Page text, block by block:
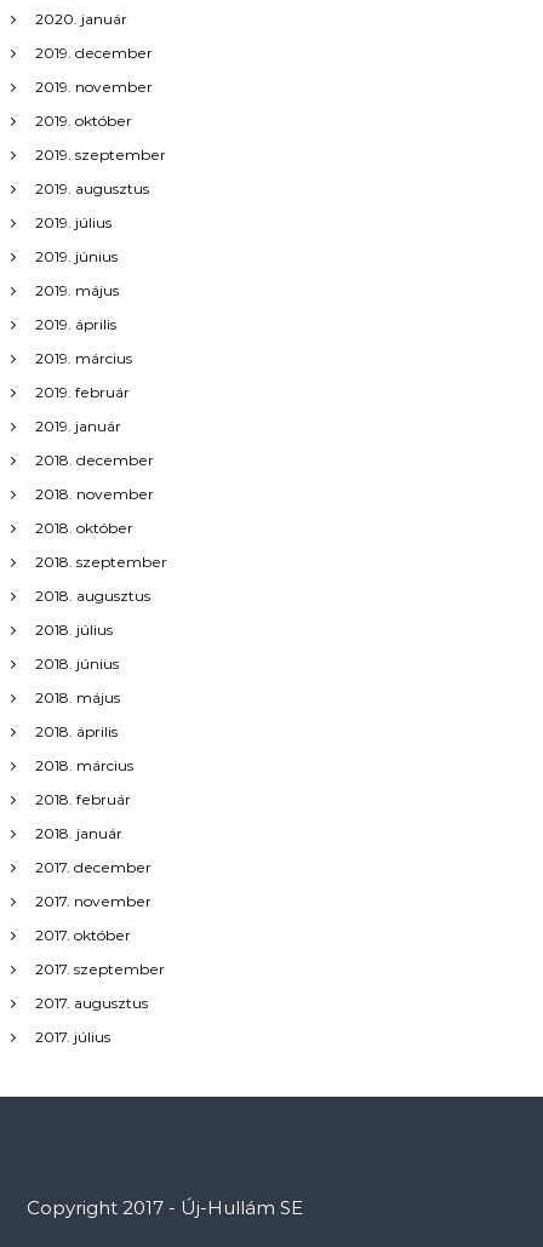
á
c
i
ó
2020. január
2019. december
2019. november
2019. október
2019. szeptember
2019. augusztus
2019. július
2019. június
2019. május
2019. április
2019. március
2019. február
2019. január
2018. december
2018. november
2018. október
2018. szeptember
2018. augusztus
2018. július
2018. június
2018. május
2018. április
2018. március
2018. február
2018. január
2017. december
2017. november
2017. október
2017. szeptember
2017. augusztus
2017. július
Copyright 2017 - Új-Hullám SE